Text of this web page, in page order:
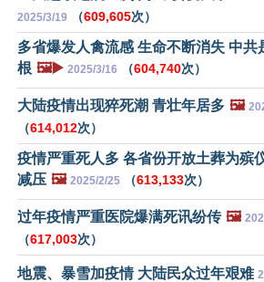
2025/3/19 （609,605次）
多省爆发人禽流感 生命不断消失 中共
根 🖼️▶️ 2025/3/16 （604,740次）
大陆疫情出现猝死潮 青壮年居多 🖼️
（614,012次）
疫情严重死人多 各省份开放土葬为殡
减压 🖼️ 2025/2/25 （613,133次）
过年疫情严重医院爆满死讯纷传 🖼️
（617,003次）
地震、暴雪加疫情 大陆民众过年艰难